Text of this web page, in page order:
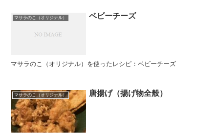
マサラのこ（オリジナル） ベビーチーズ
マサラのこ（オリジナル）を使ったレシピ：ベビーチーズ
マサラのこ（オリジナル） 唐揚げ（揚げ物全般）